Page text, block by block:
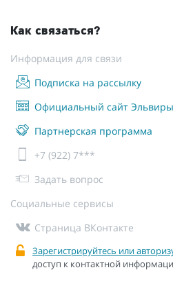
Как связаться?
Информация для связи
Подписка на рассылку
Официальный сайт
Партнерская программа
+7 (922) 7***
Задать вопрос
Социальные сервисы
Страница ВКонтакте
Зарегистрируйтесь или
доступ к контактной